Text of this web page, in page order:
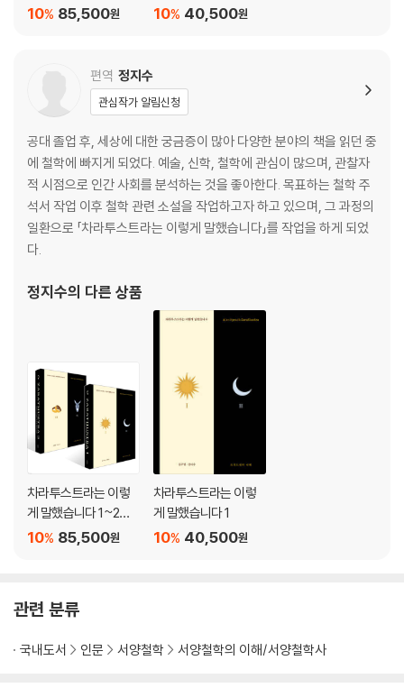
세트 85,500원
10% 40,500원
10%
편역 정지수
관심작가 알림신청
공대 졸업 후, 세상에 대한 궁금증이 많아 다양한 분야의 책을 읽던 중
에 철학에 빠지게 되었다. 예술, 신학, 철학에 관심이 많으며, 관찰자
적 시점으로 인간 사회를 분석하는 것을 좋아한다. 목표하는 철학 주
석서 작업 이후 철학 관련 소설을 작업하고자 하고 있으며, 그 과정의
일환으로 「차라투스트라는 이렇게 말했습니다」를 작업을 하게 되었
다.
정지수의 다른 상품
차라투스트라는 이렇
게 말했습니다 1~2권
세트 85,500원
10%
차라투스트라는 이렇
게 말했습니다 1
40,500원
10%
관련 분류
국내도서 인문 서양철학 서양철학의 이해/서양철학사